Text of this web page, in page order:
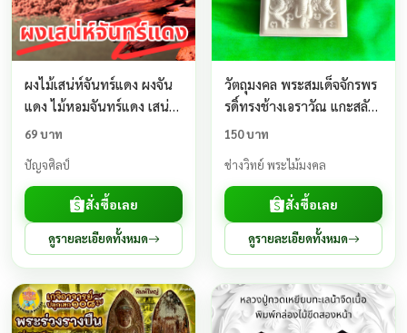
ผงไม้เสน่ห์จันทร์แดง ผงจัน
แดง ไม้หอมจันทร์แดง เสน่ห์
จันทร์ ผงไม้มงคลแดง ขนาด
69 บาท
ปัญจศิลป์
สั่งซื้อเลย
ดูรายละเอียดทั้งหมด
วัตถุมงคล พระสมเด็จจักรพร
รดิ์ทรงช้างเอราวัณ แกะสลัก
จากกระดูกคชสาร
150 บาท
ช่างวิทย์ พระไม้มงคล
สั่งซื้อเลย
ดูรายละเอียดทั้งหมด